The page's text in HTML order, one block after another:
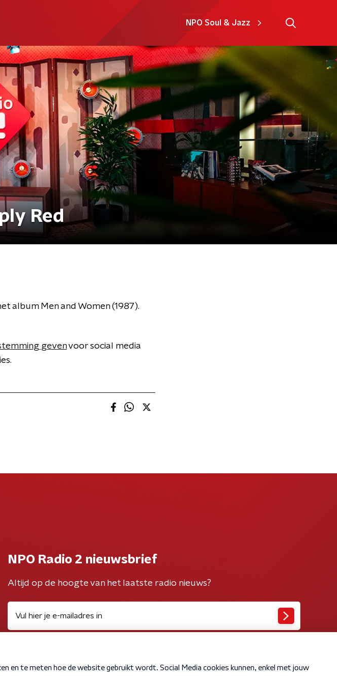
NPO Soul & Jazz
Red
album Men and Women (1987).
gevenvoor social media
NPO Radio 2 nieuwsbrief
Altijd op de hoogte van het laatste radio nieuws?